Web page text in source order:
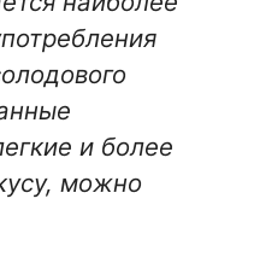
и более
можно